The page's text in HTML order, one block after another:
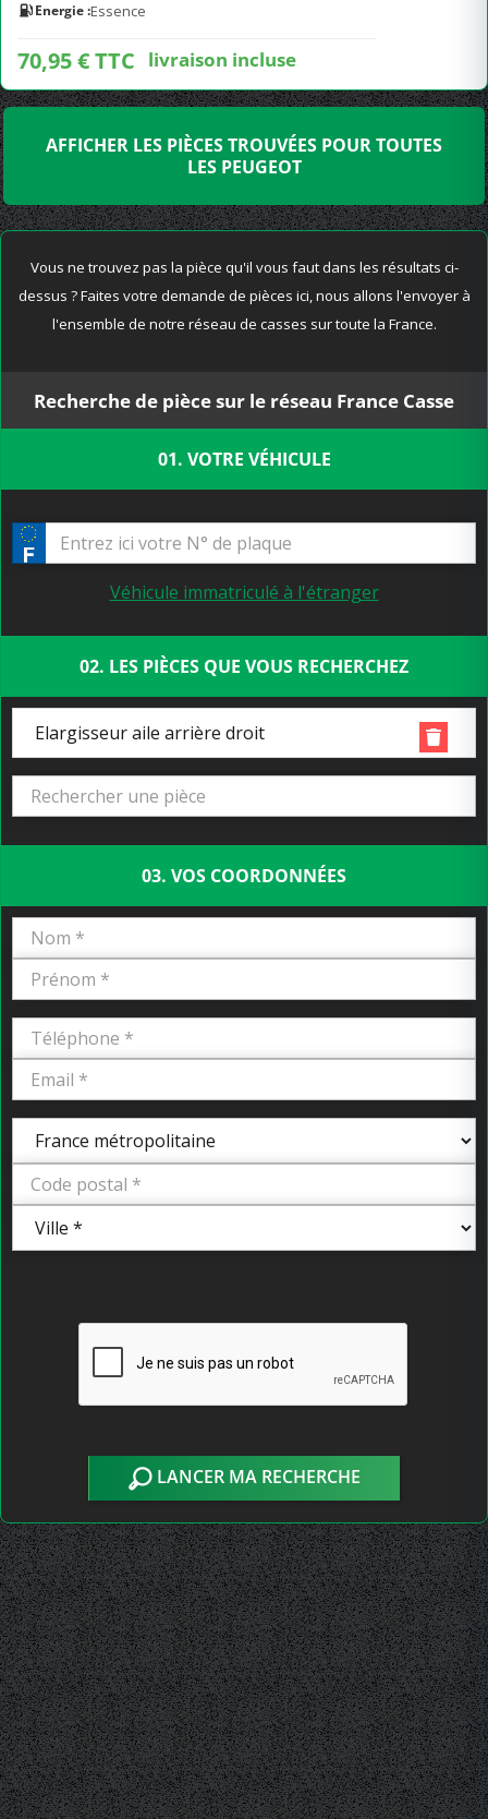
Energie :Essence
70,95 € TTC livraison incluse
AFFICHER LES PIÈCES TROUVÉES POUR TOUTES
LES PEUGEOT
Vous ne trouvez pas la pièce qu'il vous faut dans les résultats ci-
dessus ? Faites votre demande de pièces ici, nous allons l'envoyer à
l'ensemble de notre réseau de casses sur toute la France.
Recherche de pièce sur le réseau France Casse
01. VOTRE VÉHICULE
Véhicule immatriculé à l'étranger
02. LES PIÈCES QUE VOUS RECHERCHEZ
Elargisseur aile arrière droit
03. VOS COORDONNÉES
LANCER MA RECHERCHE